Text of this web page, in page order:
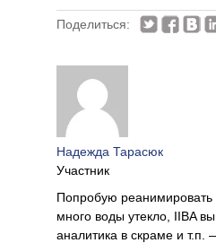
Поделиться:
Надежда Тарасюк
Участник
Попробую
много воды утекло, IIBA
аналитика в скраме и т.п.